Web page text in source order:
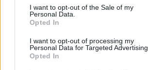
consent section.
I want to opt-out of the Sale of my
Personal Data.
Opted In
I want to opt-out of processing my
Personal Data for Targeted Advertising.
Opted In
Népszerű